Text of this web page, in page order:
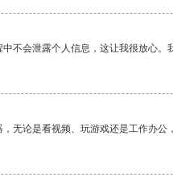
不会泄露个人信息，这让我很放心
无论是看视频、玩游戏还是工作办公